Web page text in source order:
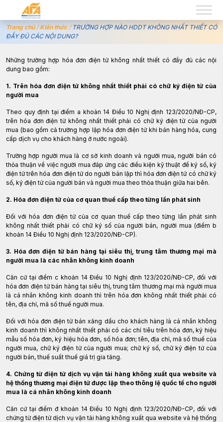
Trang chủ/Kiến thức/ TRƯỜNG HỢP NÀO HDDT KHÔNG NHẤT THIẾT CÓ
ĐẦY ĐỦ CÁC NỘI DUNG?
Những trường hợp hóa đơn điện tử không nhất thiết có đầy đủ các nội
dung bao gồm:
1. Trên hóa đơn điện tử không nhất thiết phải có chữ ký điện tử của
người mua
Theo quy định tại điểm a khoản 14 Điều 10 Nghị định 123/2020/NĐ-CP,
trên hóa đơn điện tử không nhất thiết phải có chữ ký điện tử của người
mua (bao gồm cả trường hợp lập hóa đơn điện tử khi bán hàng hóa, cung
cấp dịch vụ cho khách hàng ở nước ngoài).
Trường hợp người mua là cơ sở kinh doanh và người mua, người bán có
thỏa thuận về việc người mua đáp ứng các điều kiện kỹ thuật để ký số, ký
điện tử trên hóa đơn điện tử do người bán lập thì hóa đơn điện tử có chữ ký
số, ký điện tử của người bán và người mua theo thỏa thuận giữa hai bên.
2. Hóa đơn điện tử của cơ quan thuế cấp theo từng lần phát sinh
Đối với hóa đơn điện tử của cơ quan thuế cấp theo từng lần phát sinh
không nhất thiết phải có chữ ký số của người bán, người mua (điểm b
khoản 14 Điều 10 Nghị định 123/2020/NĐ-CP).
3. Hóa đơn điện tử bán hàng tại siêu thị, trung tâm thương mại mà
người mua là các nhân không kinh doanh
Căn cứ tại điểm c khoản 14 Điều 10 Nghị định 123/2020/NĐ-CP, đối với
hóa đơn điện tử bán hàng tại siêu thị, trung tâm thương mại mà người mua
là cá nhân không kinh doanh thì trên hóa đơn không nhất thiết phải có
tên, địa chỉ, mã số thuế người mua.
Đối với hóa đơn điện tử bán xăng dầu cho khách hàng là cá nhân không
kinh doanh thì không nhất thiết phải có các chỉ tiêu trên hóa đơn, ký hiệu
mẫu số hóa đơn, ký hiệu hóa đơn, số hóa đơn; tên, địa chỉ, mã số thuế của
người mua, chữ ký điện tử của người mua; chữ ký số, chữ ký điện tử của
người bán, thuế suất thuế giá trị gia tăng.
4. Chứng từ điện tử dịch vụ vận tải hàng không xuất qua website và
hệ thống thương mại điện tử được lập theo thông lệ quốc tế cho người
mua là cá nhân không kinh doanh
Căn cứ tại điểm đ khoản 14 Điều 10 Nghị định 123/2020/NĐ-CP, đối với
chứng từ điện tử dịch vụ vận tải hàng không xuất qua website và hệ thống